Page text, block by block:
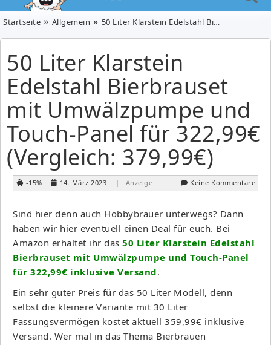
Startseite Allgemein 50 Liter Klarstein Edelstahl Bierbrauset mit Umwälzpumpe und Touch-Panel für 322,99€ (Vergleich: 379,99€)
50 Liter Klarstein
Edelstahl Bierbrauset
mit Umwälzpumpe und
Touch-Panel für 322,99€
(Vergleich: 379,99€)
-15% 14. März 2023 | Anzeige Keine Kommentare
Sind hier denn auch Hobbybrauer unterwegs? Dann
haben wir hier eventuell einen Deal für euch. Bei
Amazon erhaltet ihr das 50 Liter Klarstein Edelstahl
Bierbrauset mit Umwälzpumpe und Touch-Panel
für 322,99€ inklusive Versand.
Ein sehr guter Preis für das 50 Liter Modell, denn
selbst die kleinere Variante mit 30 Liter
Fassungsvermögen kostet aktuell 359,99€ inklusive
Versand. Wer mal in das Thema Bierbrauen